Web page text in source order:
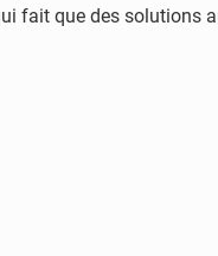
fait que des solutions